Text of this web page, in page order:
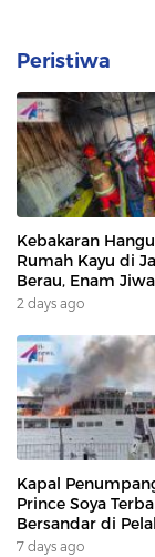
Peristiwa
Kebakaran
Rumah Kayu di
Berau, Enam Jiwa
Terdampak
2 days ago
Kapal
Prince Soya
Bersandar di
Samarinda,
7 days ago